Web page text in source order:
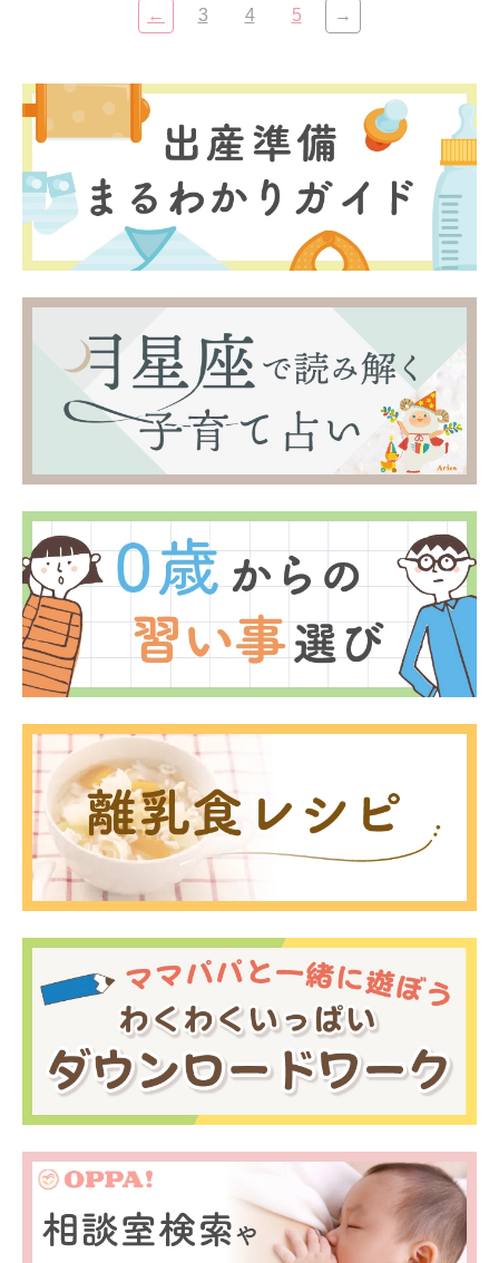
← 3 4 5 →